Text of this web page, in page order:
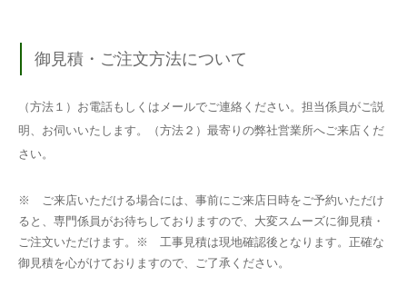
御見積・ご注文方法について
（方法１）お電話もしくはメールでご連絡ください。担当係員がご説
明、お伺いいたします。（方法２）最寄りの弊社営業所へご来店くだ
さい。
※ ご来店いただける場合には、事前にご来店日時をご予約いただけ
ると、専門係員がお待ちしておりますので、大変スムーズに御見積・
ご注文いただけます。※ 工事見積は現地確認後となります。正確な
御見積を心がけておりますので、ご了承ください。